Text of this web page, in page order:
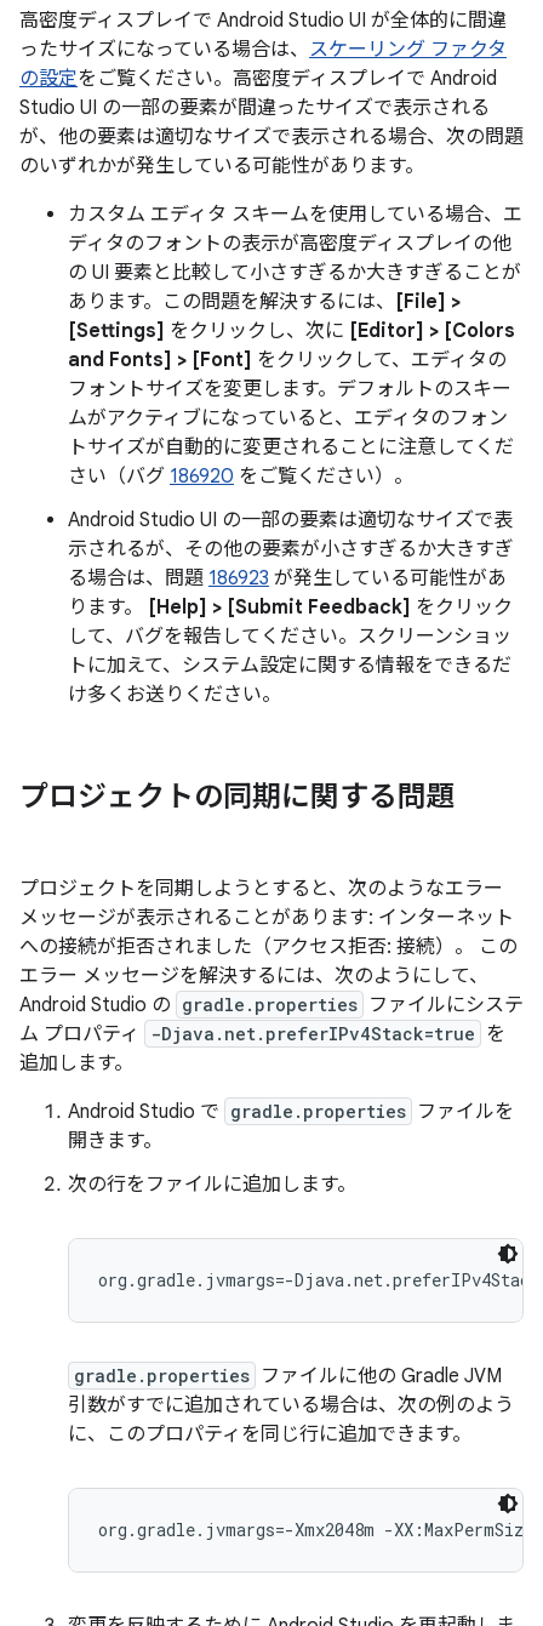
高密度ディスプレイで Android Studio UI が全体的に間違
ったサイズになっている場合は、 スケーリング ファクタ
の設定をご覧ください。高密度ディスプレイで Android
Studio UI の一部の要素が間違ったサイズで表示される
が、他の要素は適切なサイズで表示される場合、次の問題
のいずれかが発生している可能性があります。
カスタム エディタ スキームを使用している場合、エ
ディタのフォントの表示が高密度ディスプレイの他
の UI 要素と比較して小さすぎるか大きすぎることが
あります。この問題を解決するには、
[File] >
[Settings] をクリックし、次に [Editor] > [Colors
and Fonts] > [Font] をクリックして、エディタの
フォントサイズを変更します。デフォルトのスキー
ムがアクティブになっていると、エディタのフォン
トサイズが自動的に変更されることに注意してくだ
さい（バグ 186920 をご覧ください）。
Android Studio UI の一部の要素は適切なサイズで表
示されるが、その他の要素が小さすぎるか大きすぎ
る場合は、問題 186923 が発生している可能性があ
ります。
[Help] > [Submit Feedback] をクリック
して、バグを報告してください。スクリーンショッ
トに加えて、システム設定に関する情報をできるだ
け多くお送りください。
プロジェクトの同期に関する問題
プロジェクトを同期しようとすると、次のようなエラー
メッセージが表示されることがあります: インターネット
への接続が拒否されました（アクセス拒否: 接続）。 この
エラー メッセージを解決するには、次のようにして、
Android Studio の gradle.properties ファイルにシステ
ム プロパティ
-Djava.net.preferIPv4Stack=true を
追加します。
Android Studio で gradle.properties ファイルを
開きます。
次の行をファイルに追加します。
gradle.properties ファイルに他の Gradle JVM
引数がすでに追加されている場合は、次の例のよう
に、このプロパティを同じ行に追加できます。